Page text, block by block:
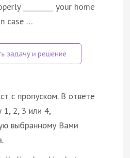
_________ your home
case …
с пропуском. В ответе
2, 3 или 4,
выбранному Вами